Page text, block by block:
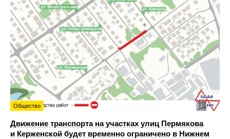
Общество
Движение транспорта на участках улиц Пермякова
и Керженской будет временно ограничено в Нижнем